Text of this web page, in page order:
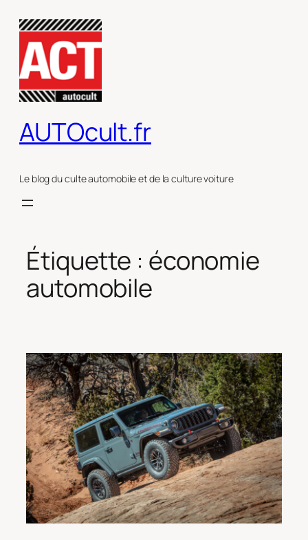
contenu
AUTOcult.fr
Le blog du culte automobile et de la culture voiture
Étiquette : économie
automobile